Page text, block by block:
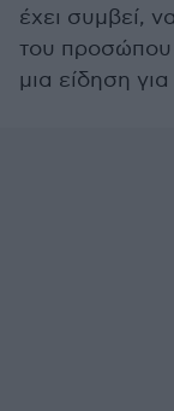
έχει συμβεί,
του προσώπου
μια είδηση για